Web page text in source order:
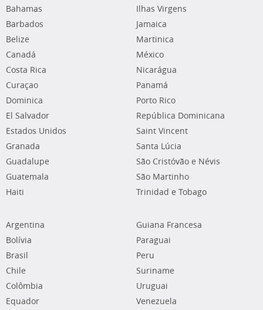
Bahamas
Barbados
Belize
Canadá
Costa Rica
Curaçao
Dominica
El Salvador
Estados Unidos
Granada
Guadalupe
Guatemala
Haiti
Ilhas Virgens
Jamaica
Martinica
México
Nicarágua
Panamá
Porto Rico
República Dominicana
Saint Vincent
Santa Lúcia
São Cristóvão e Névis
São Martinho
Trinidad e Tobago
Argentina
Bolívia
Brasil
Chile
Colômbia
Equador
Guiana Francesa
Paraguai
Peru
Suriname
Uruguai
Venezuela